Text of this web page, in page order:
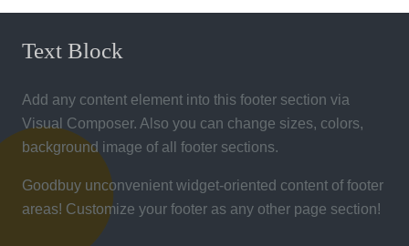
Text Block
Add any content element into this footer section via
Visual Composer. Also you can change sizes, colors,
background image of all footer sections.
Goodbuy unconvenient widget-oriented content of footer
areas! Customize your footer as any other page section!